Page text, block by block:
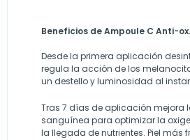
Beneficios de Ampoule C Anti-ox.
Desde la primera aplicación
regula la acción de los
un destello y luminosidad al
Tras 7 días de aplicación mejora
sanguínea para optimizar la
la llegada de nutrientes. Piel más